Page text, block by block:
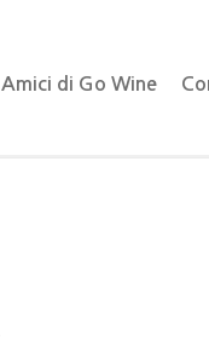
Amici di Go Wine